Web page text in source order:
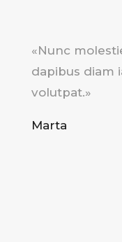
«Nunc
dapibus diam
volutpat.»
Marta